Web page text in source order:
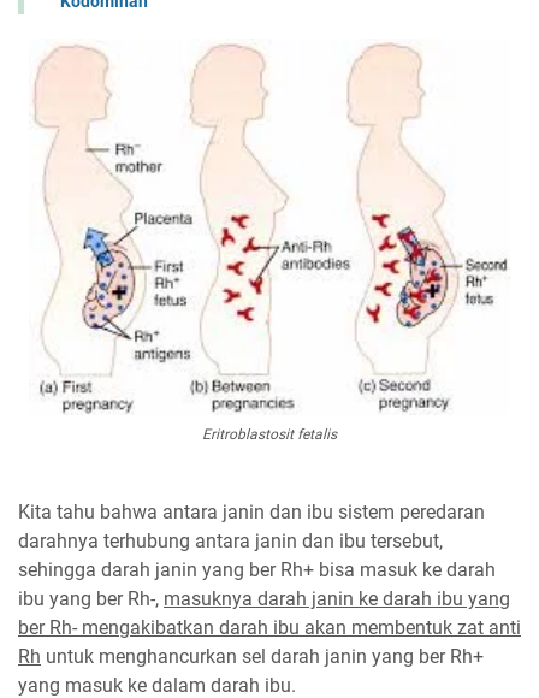
Eritroblastosit fetalis
Kita tahu bahwa antara janin dan ibu sistem peredaran
darahnya terhubung antara janin dan ibu tersebut,
sehingga darah janin yang ber Rh+ bisa masuk ke darah
ibu yang ber Rh-, masuknya darah janin ke darah ibu yang
ber Rh- mengakibatkan darah ibu akan membentuk zat anti
Rh untuk menghancurkan sel darah janin yang ber Rh+
yang masuk ke dalam darah ibu.